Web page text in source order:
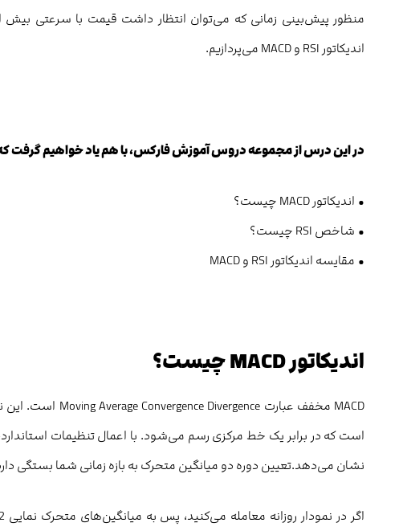
منظور پیش‌بینی زمانی که می‌توان انتظار داشت قیمت با سرعتی بیش
اندیکاتور RSI و MACD می‌پردازیم.
در این درس از مجموعه دروس آموزش فارکس، با هم یاد خواهیم گرفت
• اندیکاتور MACD چیست؟
• شاخص RSI چیست؟
• مقایسه اندیکاتور RSI و MACD
اندیکاتور MACD چیست؟
نشان می‌دهد.تعیین دوره دو میانگین متحرک به بازه زمانی شما بستگی